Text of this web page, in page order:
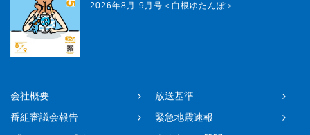
2026年8月-9月号＜白根ゆたんぽ＞
会社概要
放送基準
番組審議会報告
緊急地震速報